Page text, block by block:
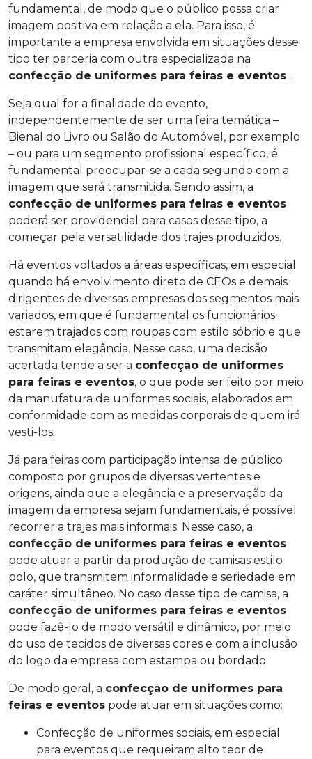
fundamental, de modo que o público possa criar
imagem positiva em relação a ela. Para isso, é
importante a empresa envolvida em situações desse
tipo ter parceria com outra especializada na
confecção de uniformes para feiras e eventos .
Seja qual for a finalidade do evento,
independentemente de ser uma feira temática –
Bienal do Livro ou Salão do Automóvel, por exemplo
– ou para um segmento profissional específico, é
fundamental preocupar-se a cada segundo com a
imagem que será transmitida. Sendo assim, a
confecção de uniformes para feiras e eventos
poderá ser providencial para casos desse tipo, a
começar pela versatilidade dos trajes produzidos.
Há eventos voltados a áreas específicas, em especial
quando há envolvimento direto de CEOs e demais
dirigentes de diversas empresas dos segmentos mais
variados, em que é fundamental os funcionários
estarem trajados com roupas com estilo sóbrio e que
transmitam elegância. Nesse caso, uma decisão
acertada tende a ser a confecção de uniformes
para feiras e eventos, o que pode ser feito por meio
da manufatura de uniformes sociais, elaborados em
conformidade com as medidas corporais de quem irá
vesti-los.
Já para feiras com participação intensa de público
composto por grupos de diversas vertentes e
origens, ainda que a elegância e a preservação da
imagem da empresa sejam fundamentais, é possível
recorrer a trajes mais informais. Nesse caso, a
confecção de uniformes para feiras e eventos
pode atuar a partir da produção de camisas estilo
polo, que transmitem informalidade e seriedade em
caráter simultâneo. No caso desse tipo de camisa, a
confecção de uniformes para feiras e eventos
pode fazê-lo de modo versátil e dinâmico, por meio
do uso de tecidos de diversas cores e com a inclusão
do logo da empresa com estampa ou bordado.
De modo geral, a confecção de uniformes para
feiras e eventos pode atuar em situações como:
Confecção de uniformes sociais, em especial
para eventos que requeiram alto teor de